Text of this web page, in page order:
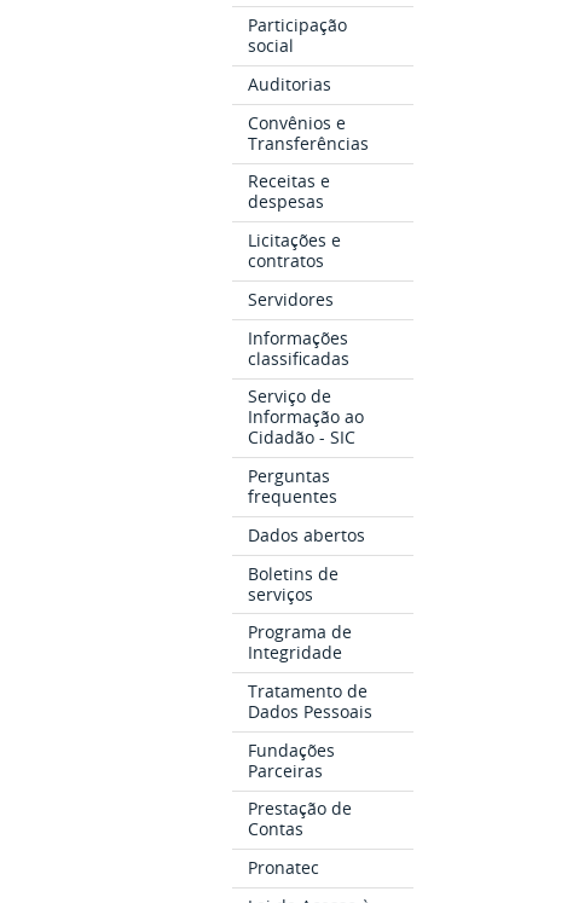
Participação
social
Auditorias
Convênios e
Transferências
Receitas e
despesas
Licitações e
contratos
Servidores
Informações
classificadas
Serviço de
Informação ao
Cidadão - SIC
Perguntas
frequentes
Dados abertos
Boletins de
serviços
Programa de
Integridade
Tratamento de
Dados Pessoais
Fundações
Parceiras
Prestação de
Contas
Pronatec